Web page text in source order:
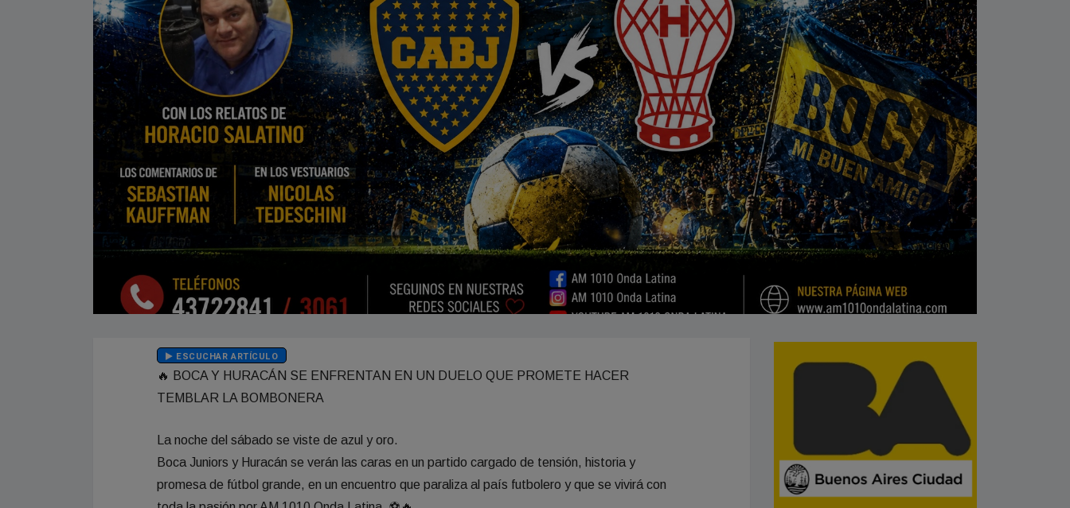
ESCUCHAR ARTÍCULO
🔥 BOCA Y HURACÁN SE ENFRENTAN EN UN DUELO QUE PROMETE HACER
TEMBLAR LA BOMBONERA
La noche del sábado se viste de azul y oro.
Boca Juniors y Huracán se verán las caras en un partido cargado de tensión, historia y
promesa de fútbol grande, en un encuentro que paraliza al país futbolero y que se vivirá con